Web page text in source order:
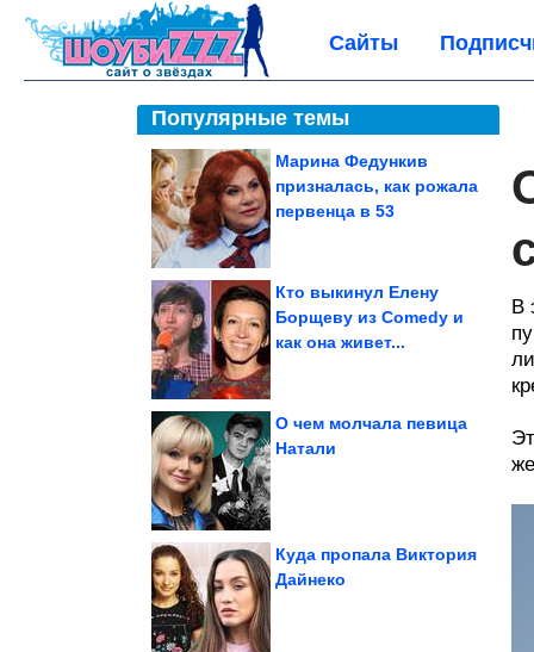
Сайты
Популярные темы
Марина Федункив
призналась, как рожала
первенца в 53
Кто выкинул Елену
Борщеву из Comedy и
как она живет...
О чем молчала певица
Натали
Куда пропала Виктория
Дайнеко
В